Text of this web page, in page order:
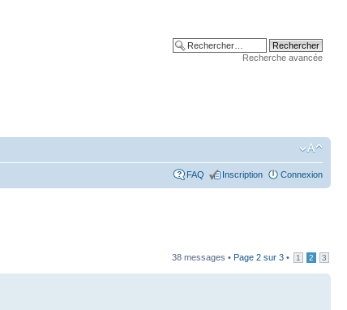
Recherche avancée
FAQ Inscription Connexion
38 messages • Page 2 sur 3 • 1 2 3